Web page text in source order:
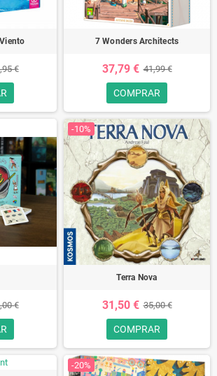
€
7 Wonders Architects
37,79 € 41,99 €
COMPRAR
€
-10%
Terra Nova
31,50 € 35,00 €
COMPRAR
-20%